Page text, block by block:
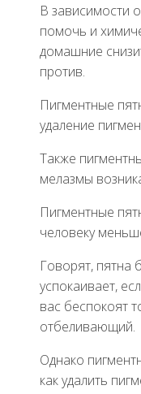
В зависимости
помочь и
домашние
против.
Пигментные
удаление
Также
мелазмы
Пигментные
человеку
Говорят, пятна
успокаивает,
вас беспокоят
отбеливающий.
Однако
как удалить